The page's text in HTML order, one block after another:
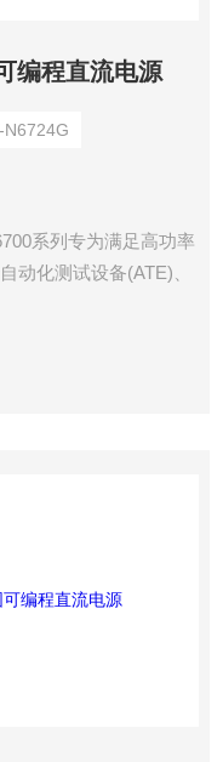
编程直流电源
N6724G
系列专为满足高功率
动化测试设备(ATE)、
至1500V,适应各种测试
空间内提供*功率输